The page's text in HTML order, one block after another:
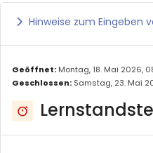
Ausklappen
Hinweise zum Eingeben
Geöffnet: Montag, 18. Mai 2026,
Geschlossen: Samstag, 23. Mai